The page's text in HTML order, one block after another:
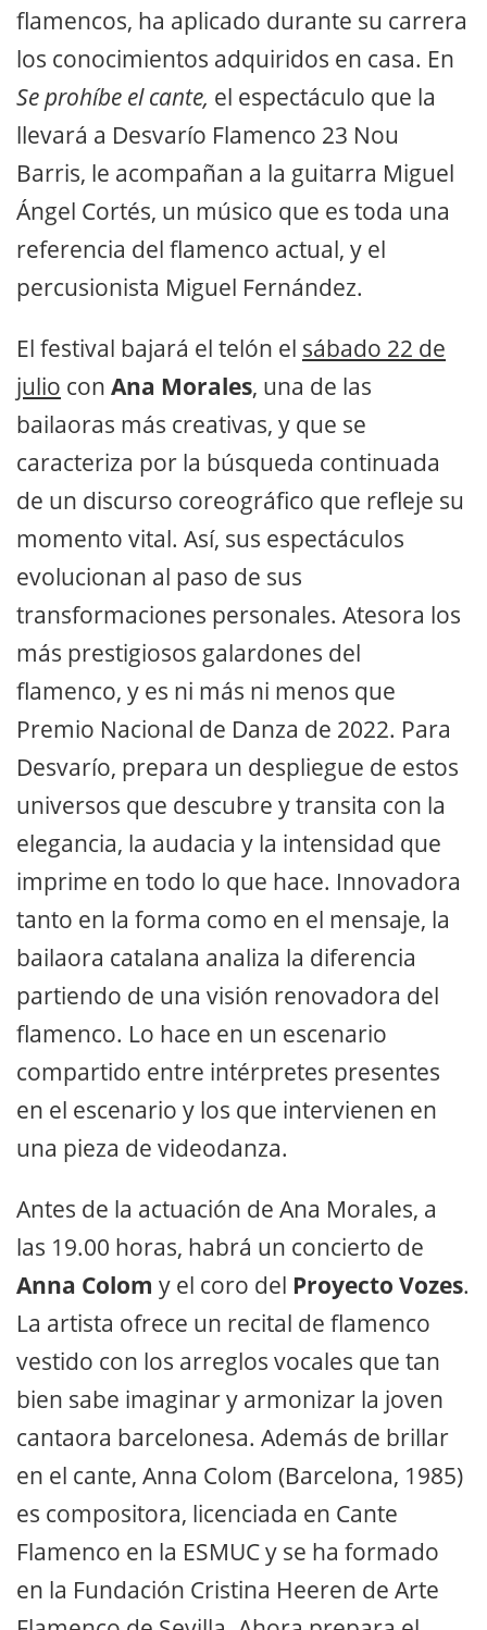
flamencos, ha aplicado durante su carrera
los conocimientos adquiridos en casa. En
Se prohíbe el cante, el espectáculo que la
llevará a Desvarío Flamenco 23 Nou
Barris, le acompañan a la guitarra Miguel
Ángel Cortés, un músico que es toda una
referencia del flamenco actual, y el
percusionista Miguel Fernández.
El festival bajará el telón el sábado 22 de
julio con Ana Morales, una de las
bailaoras más creativas, y que se
caracteriza por la búsqueda continuada
de un discurso coreográfico que refleje su
momento vital. Así, sus espectáculos
evolucionan al paso de sus
transformaciones personales. Atesora los
más prestigiosos galardones del
flamenco, y es ni más ni menos que
Premio Nacional de Danza de 2022. Para
Desvarío, prepara un despliegue de estos
universos que descubre y transita con la
elegancia, la audacia y la intensidad que
imprime en todo lo que hace. Innovadora
tanto en la forma como en el mensaje, la
bailaora catalana analiza la diferencia
partiendo de una visión renovadora del
flamenco. Lo hace en un escenario
compartido entre intérpretes presentes
en el escenario y los que intervienen en
una pieza de videodanza.
Antes de la actuación de Ana Morales, a
las 19.00 horas, habrá un concierto de
Anna Colom y el coro del Proyecto Vozes.
La artista ofrece un recital de flamenco
vestido con los arreglos vocales que tan
bien sabe imaginar y armonizar la joven
cantaora barcelonesa. Además de brillar
en el cante, Anna Colom (Barcelona, 1985)
es compositora, licenciada en Cante
Flamenco en la ESMUC y se ha formado
en la Fundación Cristina Heeren de Arte